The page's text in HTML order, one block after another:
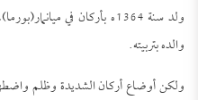
ولد سنة 1364ه بأركان في
والده بتربيته.
ولكن أوضاع أركان الشديدة وظلم